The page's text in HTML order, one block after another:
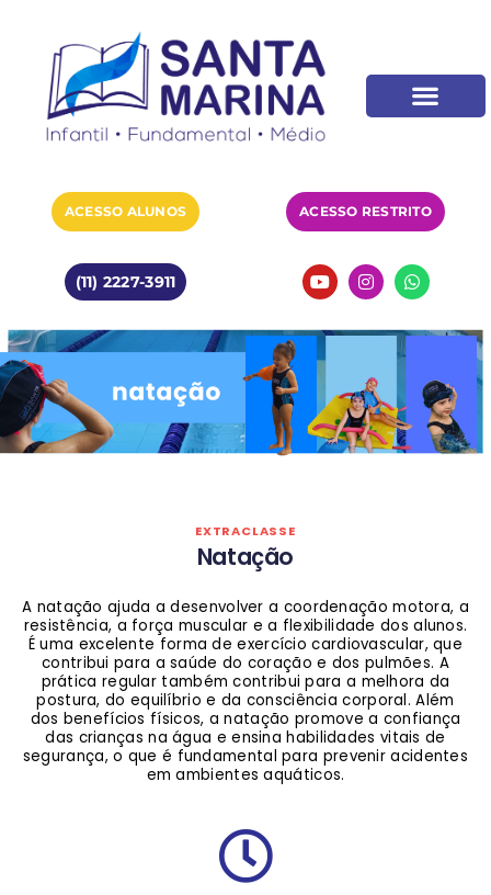
ACESSO ALUNOS ACESSO RESTRITO
(11) 2227-3911
EXTRACLASSE
Natação
A natação ajuda a desenvolver a coordenação motora, a
resistência, a força muscular e a flexibilidade dos alunos.
É uma excelente forma de exercício cardiovascular, que
contribui para a saúde do coração e dos pulmões. A
prática regular também contribui para a melhora da
postura, do equilíbrio e da consciência corporal. Além
dos benefícios físicos, a natação promove a confiança
das crianças na água e ensina habilidades vitais de
segurança, o que é fundamental para prevenir acidentes
em ambientes aquáticos.